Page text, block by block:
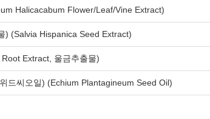
Halicacabum Flower/Leaf/Vine Extract)
) (Salvia Hispanica Seed Extract)
Extract, 울금추출물)
드씨오일) (Echium Plantagineum Seed Oil)